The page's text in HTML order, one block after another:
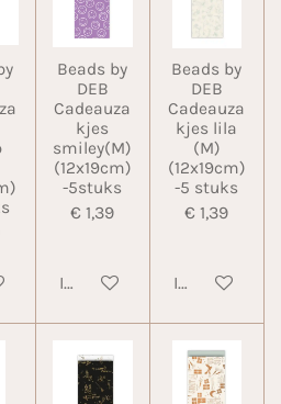
Beads by
DEB
Cadeauza
kjes
smiley(M)
(12x19cm)
-5stuks
€ 1,39
In winkelwagen
Beads by
DEB
Cadeauza
kjes lila
(M)
(12x19cm)
-5 stuks
€ 1,39
In